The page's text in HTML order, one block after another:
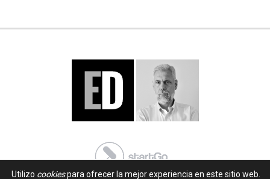
Utilizo cookiespara ofrecer la mejor experiencia en este sitio web.